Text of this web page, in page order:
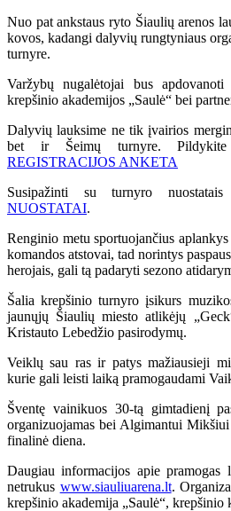
Nuo pat ankstaus ryto Šiaulių arenos
kovos, kadangi dalyvių rungtyniaus
turnyre.
Varžybų nugalėtojai bus
krepšinio akademijos „Saulė“ bei
Dalyvių lauksime ne tik įvairios
bet ir Šeimų turnyre.
REGISTRACIJOS ANKETA
Susipažinti su turnyro
NUOSTATAI.
Renginio metu sportuojančius
komandos atstovai, tad norintys
herojais, gali tą padaryti sezono
Šalia krepšinio turnyro įsikurs
jaunųjų Šiaulių miesto atlikėjų
Kristauto Lebedžio pasirodymų.
Veiklų sau ras ir patys mažiausieji
kurie gali leisti laiką pramogaudami
Šventę vainikuos 30-tą gimtadienį
organizuojamas bei Algimantui
finalinė diena.
Daugiau informacijos apie pramogas
netrukus www.siauliuarena.lt.
krepšinio akademija „Saulė“, krepšinio